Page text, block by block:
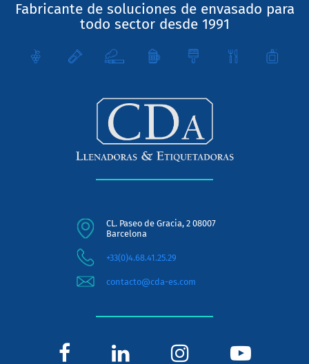
Fabricante de soluciones de envasado para
todo sector desde 1991
CL. Paseo de Gracia, 2 08007
Barcelona
+33(0)4.68.41.25.29
contacto@cda-es.com